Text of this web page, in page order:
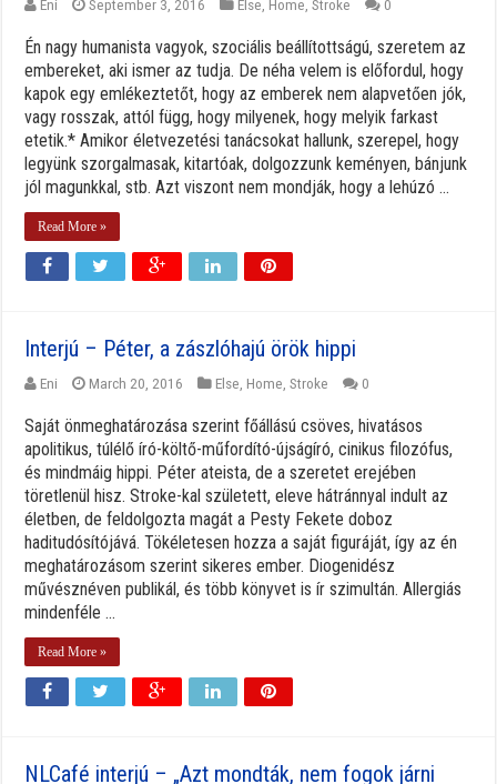
Eni September 3, 2016 Else Home ,Stroke 0
Én nagy humanista vagyok, szociális beállítottságú, szeretem az
embereket, aki ismer az tudja. De néha velem is előfordul, hogy
kapok egy emlékeztetőt, hogy az emberek nem alapvetően jók,
vagy rosszak, attól függ, hogy milyenek, hogy melyik farkast
etetik.* Amikor életvezetési tanácsokat hallunk, szerepel, hogy
legyünk szorgalmasak, kitartóak, dolgozzunk keményen, bánjunk
jól magunkkal, stb. Azt viszont nem mondják, hogy a lehúzó ...
Read More »
Interjú – Péter, a zászlóhajú örök hippi
Eni March 20, 2016 Else Home ,Stroke 0
Saját önmeghatározása szerint főállású csöves, hivatásos
apolitikus, túlélő író-költő-műfordító-újságíró, cinikus filozófus,
és mindmáig hippi. Péter ateista, de a szeretet erejében
töretlenül hisz. Stroke-kal született, eleve hátránnyal indult az
életben, de feldolgozta magát a Pesty Fekete doboz
haditudósítójává. Tökéletesen hozza a saját figuráját, így az én
meghatározásom szerint sikeres ember. Diogenidész
művésznéven publikál, és több könyvet is ír szimultán. Allergiás
mindenféle ...
Read More »
NLCafé interjú – „Azt mondták, nem fogok járni